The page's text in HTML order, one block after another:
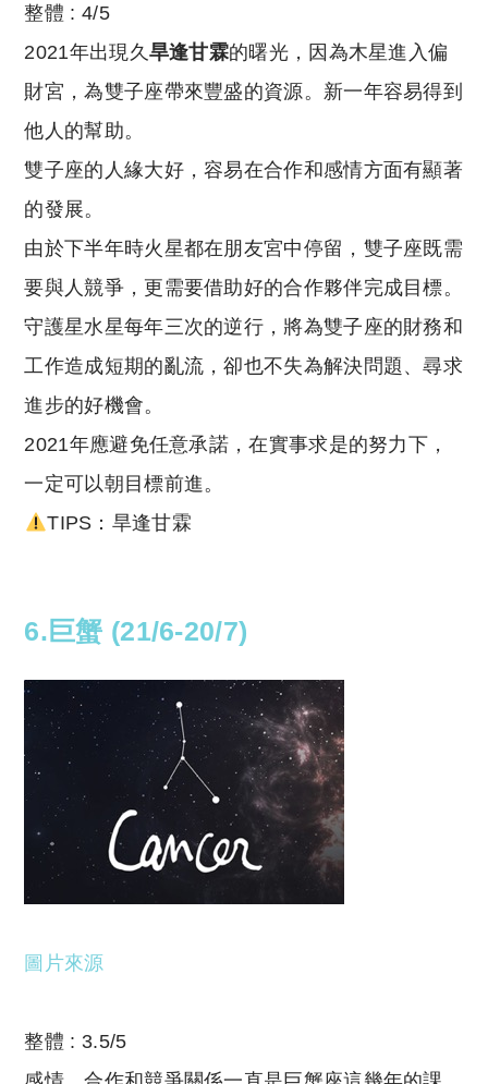
整體 : 4/5
2021年出現久 旱逢甘霖的曙光，因為木星進入偏
財宮，為雙子座帶來豐盛的資源。新一年容易得到
他人的幫助。
雙子座的人緣大好，容易在合作和感情方面有顯著
的發展。
由於下半年時火星都在朋友宮中停留，雙子座既需
要與人競爭，更需要借助好的合作夥伴完成目標。
守護星水星每年三次的逆行，將為雙子座的財務和
工作造成短期的亂流，卻也不失為解決問題、尋求
進步的好機會。
2021年應避免任意承諾，在實事求是的努力下，
一定可以朝目標前進。
TIPS：旱逢甘霖
6.巨蟹 (21/6-20/7)
圖片來源
整體 : 3.5/5